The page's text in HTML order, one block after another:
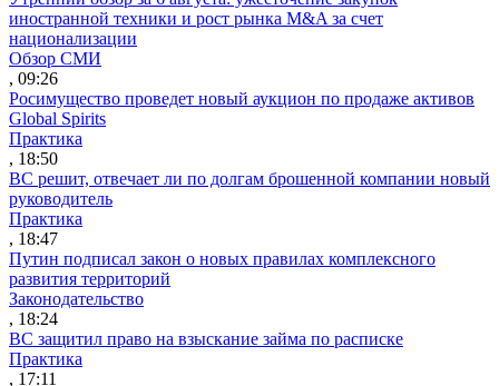
иностранной техники и рост рынка M&A за счет
национализации
Обзор СМИ
, 09:26
Росимущество проведет новый аукцион по продаже активов
Global Spirits
Практика
, 18:50
ВС решит, отвечает ли по долгам брошенной компании новый
руководитель
Практика
, 18:47
Путин подписал закон о новых правилах комплексного
развития территорий
Законодательство
, 18:24
ВС защитил право на взыскание займа по расписке
Практика
, 17:11